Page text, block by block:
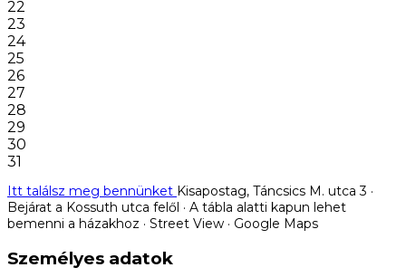
22
23
24
25
26
27
28
29
30
31
Itt találsz meg bennünket Kisapostag, Táncsics M. utca 3 ·
Bejárat a Kossuth utca felől · A tábla alatti kapun lehet
bemenni a házakhoz · Street View · Google Maps
Személyes adatok